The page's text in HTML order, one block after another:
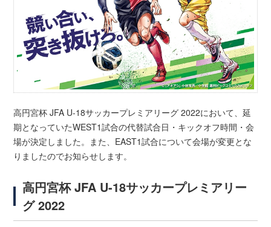
高円宮杯 JFA U-18サッカープレミアリーグ 2022において、延
期となっていたWEST1試合の代替試合日・キックオフ時間・会
場が決定しました。また、EAST1試合について会場が変更とな
りましたのでお知らせします。
高円宮杯 JFA U-18サッカープレミアリー
グ 2022